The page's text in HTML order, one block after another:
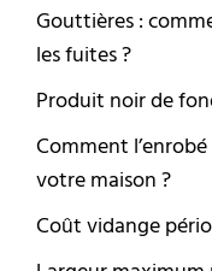
Gouttières :
les fuites ?
Produit noir de
Comment
votre maison ?
Coût vidange